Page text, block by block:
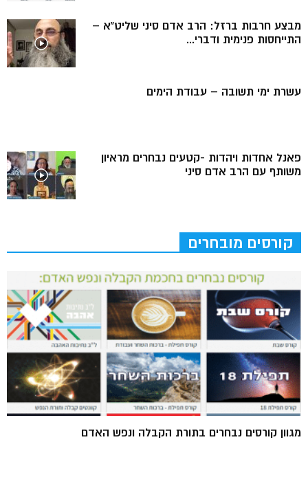
מבצע חרבות ברזל: הרב אדם סיני שליט”א –
התייחסות פנימית ודברי...
עשרת ימי תשובה – עבודת הימים
פאנל אחדות ויהדות -קטעים נבחרים מראיון
משותף עם הרב אדם סיני
קורסים מובחרים
מגוון קורסים נבחרים בתורת הקבלה ונפש האדם